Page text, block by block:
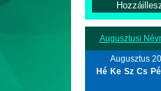
Augusztusi
Augusztus
Hé Ke Sz Cs Pé